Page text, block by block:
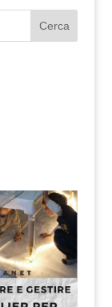
Cerca